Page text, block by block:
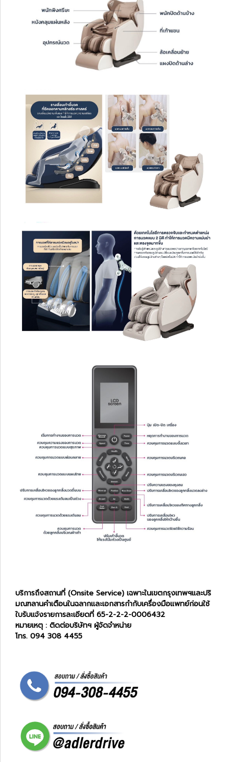
บริการถึงสถานที่ (Onsite Service) เฉพาะในเขตกรุงเทพฯและปริ
มณฑลานคำเตือนในฉลากและเอกสารกำกับเครื่องมือแพทย์ก่อนใช้
ใบรับแจ้งรายการละเอียดที่ 65-2-2-2-0006432
หมายเหตุ : ติดต่อบริษัทฯ ผู้จัดจำหน่าย
โทร. 094 308 4455